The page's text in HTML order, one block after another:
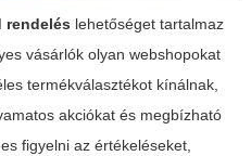
rendelés lehetőséget tartalmaz
vásárlók olyan webshopokat
termékválasztékot kínálnak,
akciókat és megbízható
figyelni az értékeléseket,